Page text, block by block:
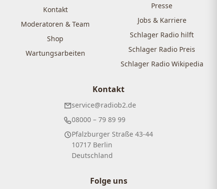
Kontakt
Moderatoren & Team
Shop
Wartungsarbeiten
Presse
Jobs & Karriere
Schlager Radio hilft
Schlager Radio Preis
Schlager Radio Wikipedia
Kontakt
service@radiob2.de
08000 – 79 89 99
Pfalzburger Straße 43-44
10717 Berlin
Deutschland
Folge uns